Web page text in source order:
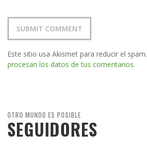
Este sitio usa Akismet para reducir el spam.
procesan los datos de tus comentarios.
OTRO MUNDO ES POSIBLE
SEGUIDORES